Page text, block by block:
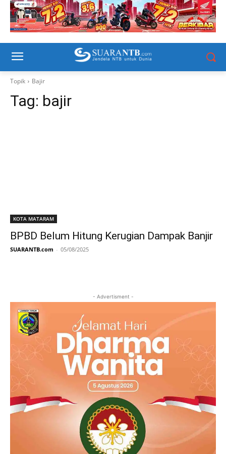
Topik Bajir
Tag: bajir
KOTA MATARAM
BPBD Belum Hitung Kerugian Dampak Banjir
SUARANTB.com - 05/08/2025
- Advertisment -